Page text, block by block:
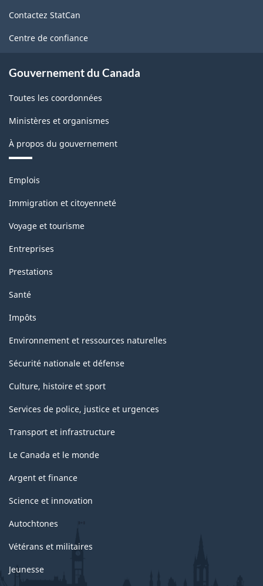
ce
site
Contactez StatCan
Centre de confiance
Gouvernement du Canada
Toutes les coordonnées
Ministères et organismes
À propos du gouvernement
Thèmes
sujets
Emplois
Immigration et citoyenneté
Voyage et tourisme
Entreprises
Prestations
Santé
Impôts
Environnement et ressources naturelles
Sécurité nationale et défense
Culture, histoire et sport
Services de police, justice et urgences
Transport et infrastructure
Le Canada et le monde
Argent et finance
Science et innovation
Autochtones
Vétérans et militaires
Jeunesse